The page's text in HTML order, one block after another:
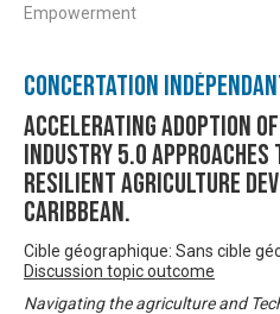
Empowerment
Concertation
Accelerating Adoption of
Industry 5.0
resilient agriculture
Caribbean.
Cible géographique: Sans cible
Discussion topic outcome
Navigating the agriculture and